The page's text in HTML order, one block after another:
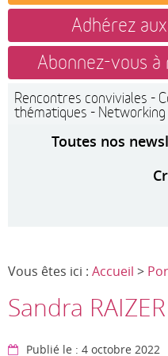
Adhérez
Abonnez-vous
Rencontres conviviales -
thématiques - Networking
Toutes nos
Vous êtes ici : Accueil >
Sandra RAIZER
Publié le : 4 octobre 2022